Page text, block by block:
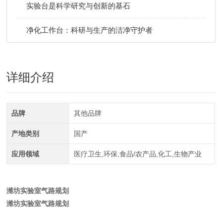
实验台是科学研究与创新的基石
净化工作台：科研与生产的洁净守护者
详细介绍
品牌 其他品牌
产地类别 国产
应用领域 医疗卫生,环保,食品/农产品,化工,生物产业
潍坊实验室气路规划
潍坊实验室气路规划